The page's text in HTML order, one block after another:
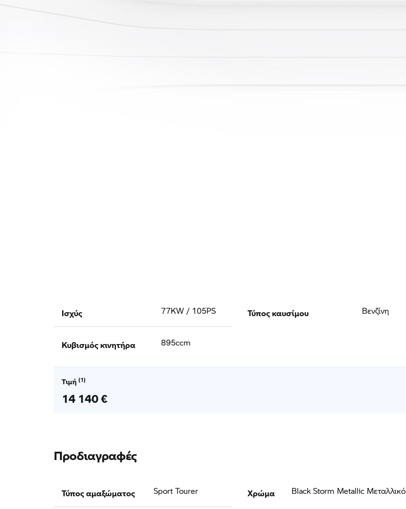
Ισχύς 77KW / 105PS
Κυβισμός κινητήρα 895ccm
Τύπος καυσίμου Βενζίνη
Τιμή
14 140 €
Προδιαγραφές
Τύπος αμαξώματος Sport Tourer Χρώμα Black Storm Metallic Μεταλλικό